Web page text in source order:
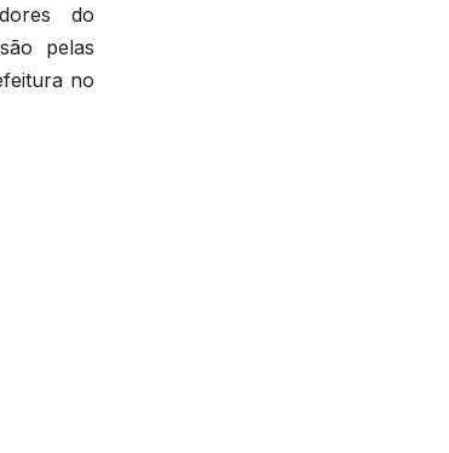
do
pelas
no